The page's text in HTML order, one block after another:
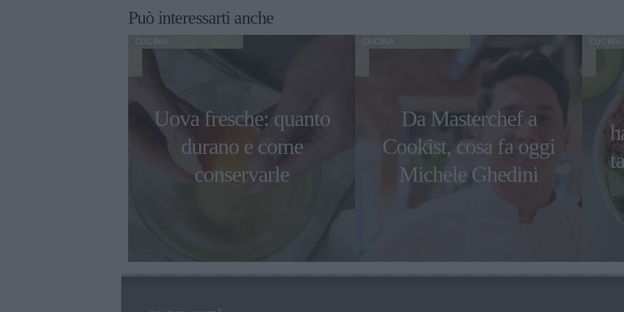
Può interessarti anche
CUCINA
Uova fresche: quanto
durano e come
conservarle
CUCINA
Da Masterchef a
Cookist, cosa fa oggi
Michele Ghedini
CUCINA